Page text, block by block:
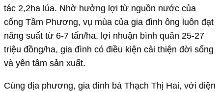
tác 2,2ha lúa. Nhờ hưởng lợi từ nguồn nước của
cống Tầm Phương, vụ mùa của gia đình ông luôn đạt
năng suất từ 6-7 tấn/ha, lợi nhuận bình quân 25-27
triệu đồng/ha, gia đình có điều kiện cải thiện đời sống
và yên tâm sản xuất.
Cùng địa phương, gia đình bà Thạch Thị Hai, với diện